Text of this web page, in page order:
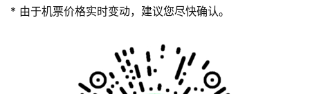
* 由于机票价格实时变动，建议您尽快确认。